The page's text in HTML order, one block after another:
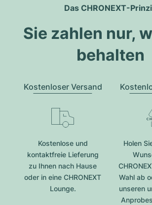
Das CHRONEXT-
Sie zahlen nur,
behalten
Kostenloser Versand
Kostenlose und
kontaktfreie Lieferung
zu Ihnen nach Hause
oder in eine CHRONEXT
Lounge.
Holen
Wahl ab
unseren